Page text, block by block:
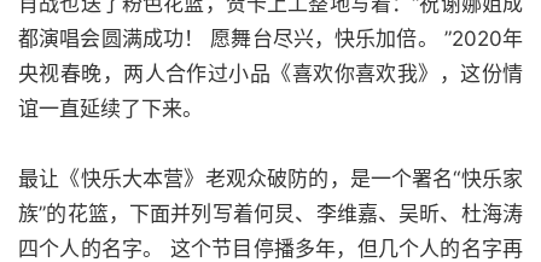
都演唱会圆满成功！ 愿舞台尽兴，快乐加倍。 ”2020年
央视春晚，两人合作过小品《喜欢你喜欢我》，这份情
谊一直延续了下来。
最让《快乐大本营》老观众破防的，是一个署名“快乐家
族”的花篮，下面并列写着何炅、李维嘉、吴昕、杜海涛
四个人的名字。 这个节目停播多年，但几个人的名字再